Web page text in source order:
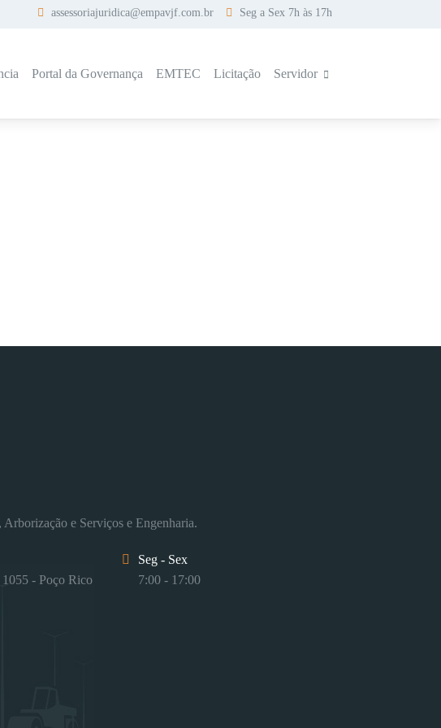
assessoriajuridica@empavjf.com.br Seg a Sex 7h às 17h
Portal da Governança EMTEC Licitação Servidor
e Serviços e Engenharia.
- Poço Rico
Seg - Sex
7:00 - 17:00